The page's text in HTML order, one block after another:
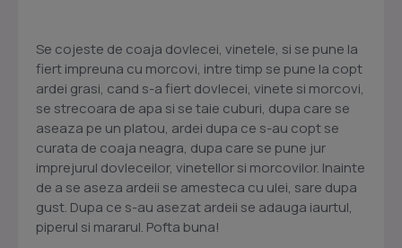
Se cojeste de coaja dovlecei, vinetele, si se pune la
fiert impreuna cu morcovi, intre timp se pune la copt
ardei grasi, cand s-a fiert dovlecei, vinete si morcovi,
se strecoara de apa si se taie cuburi, dupa care se
aseaza pe un platou, ardei dupa ce s-au copt se
curata de coaja neagra, dupa care se pune jur
imprejurul dovleceilor, vinetellor si morcovilor. Inainte
de a se aseza ardeii se amesteca cu ulei, sare dupa
gust. Dupa ce s-au asezat ardeii se adauga iaurtul,
piperul si mararul. Pofta buna!